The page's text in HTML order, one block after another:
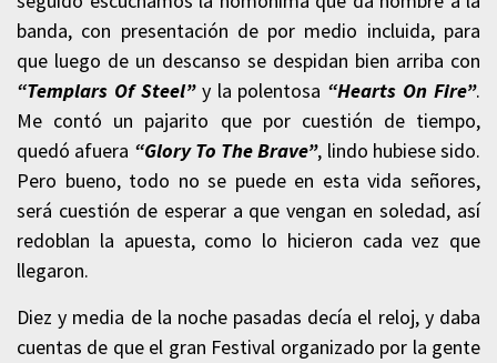
banda, con presentación de por medio incluida, para
que luego de un descanso se despidan bien arriba con
“Templars Of Steel”y la polentosa “Hearts On Fire”.
Me contó un pajarito que por cuestión de tiempo,
quedó afuera “Glory To The Brave”, lindo hubiese sido.
Pero bueno, todo no se puede en esta vida señores,
será cuestión de esperar a que vengan en soledad, así
redoblan la apuesta, como lo hicieron cada vez que
llegaron.
Diez y media de la noche pasadas decía el reloj, y daba
cuentas de que el gran Festival organizado por la gente